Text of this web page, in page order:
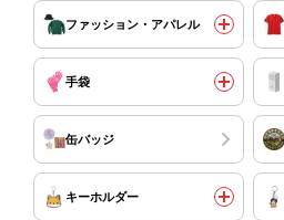
ファッション・アパレル
手袋
缶バッジ
キーホルダー